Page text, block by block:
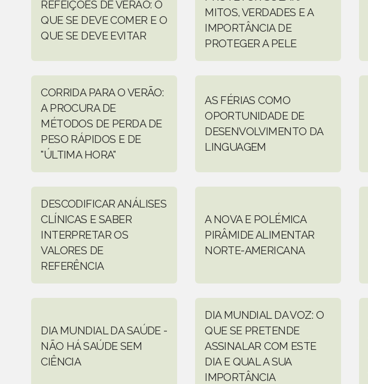
REFEIÇÕES DE VERÃO: O
QUE SE DEVE COMER E O
QUE SE DEVE EVITAR
MITOS, VERDADES E A
IMPORTÂNCIA DE
PROTEGER A PELE
CORRIDA PARA O VERÃO:
A PROCURA DE
MÉTODOS DE PERDA DE
PESO RÁPIDOS E DE
"ÚLTIMA HORA"
AS FÉRIAS COMO
OPORTUNIDADE DE
DESENVOLVIMENTO DA
LINGUAGEM
DESCODIFICAR ANÁLISES
CLÍNICAS E SABER
INTERPRETAR OS
VALORES DE
REFERÊNCIA
A NOVA E POLÉMICA
PIRÂMIDE ALIMENTAR
NORTE-AMERICANA
DIA MUNDIAL DA SAÚDE -
NÃO HÁ SAÚDE SEM
CIÊNCIA
DIA MUNDIAL DA VOZ: O
QUE SE PRETENDE
ASSINALAR COM ESTE
DIA E QUAL A SUA
IMPORTÂNCIA